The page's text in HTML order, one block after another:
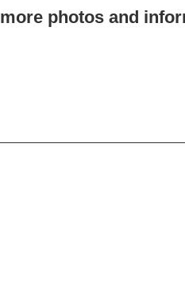
more photos and